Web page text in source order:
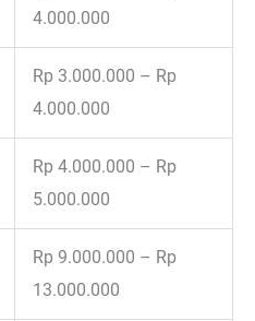
4.000.000
Rp 3.000.000 – Rp
4.000.000
Rp 4.000.000 – Rp
5.000.000
Rp 9.000.000 – Rp
13.000.000